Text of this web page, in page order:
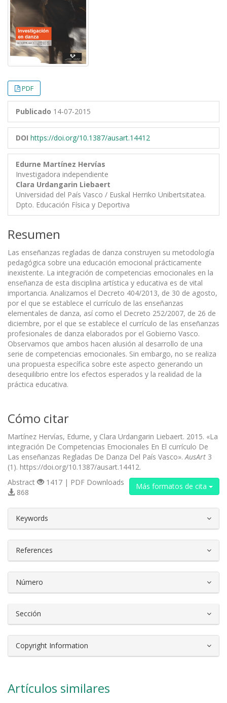
PDF
Publicado 14-07-2015
DOI https://doi.org/10.1387/ausart.14412
Edurne Martínez Hervías
Investigadora independiente
Clara Urdangarin Liebaert
Universidad del País Vasco / Euskal Herriko Unibertsitatea.
Dpto. Educación Física y Deportiva
Resumen
Las enseñanzas regladas de danza construyen su metodología
pedagógica sobre una educación emocional prácticamente
inexistente. La integración de competencias emocionales en la
enseñanza de esta disciplina artística y educativa es de vital
importancia. Analizamos el Decreto 404/2013, de 30 de agosto,
por el que se establece el currículo de las enseñanzas
elementales de danza, así como el Decreto 252/2007, de 26 de
diciembre, por el que se establece el currículo de las enseñanzas
profesionales de danza elaborados por el Gobierno Vasco.
Observamos que ambos hacen alusión al desarrollo de una
serie de competencias emocionales. Sin embargo, no se realiza
una propuesta específica sobre este aspecto generando un
desequilibrio entre los efectos esperados y la realidad de la
práctica educativa.
Cómo citar
Martínez Hervías, Edurne, y Clara Urdangarin Liebaert. 2015. «La
integración De Competencias Emocionales En El currículo De
Las enseñanzas Regladas De Danza Del País Vasco». AusArt 3
(1). https://doi.org/10.1387/ausart.14412.
Más formatos de cita
Abstract
1417 | PDF Downloads
868
Keywords
References
Número
Sección
Copyright Information
Artículos similares